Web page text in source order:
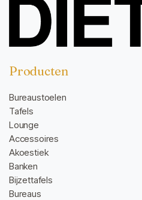
Producten
Bureaustoelen
Tafels
Lounge
Accessoires
Akoestiek
Banken
Bijzettafels
Bureaus